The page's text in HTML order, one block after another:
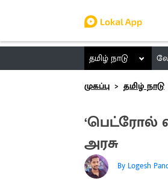
தமிழ் நாடு
முகப்பு
தமிழ் நாடு
‘பெட்ரோல்
அரசு
By Logesh